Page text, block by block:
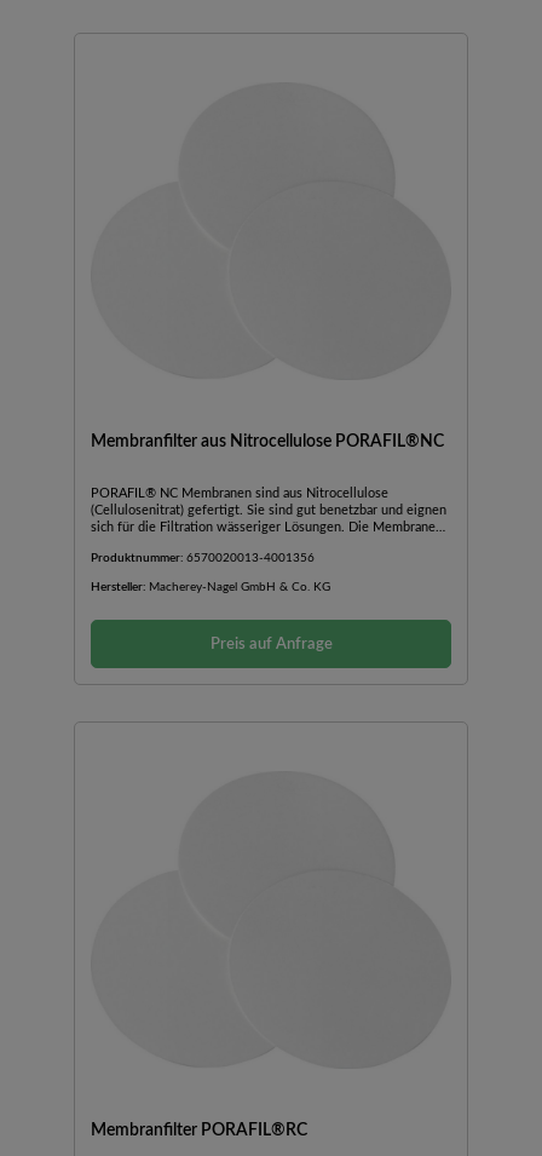
Membranfilter aus Nitrocellulose PORAFIL®NC
PORAFIL® NC Membranen sind aus Nitrocellulose
(Cellulosenitrat) gefertigt. Sie sind gut benetzbar und eignen
sich für die Filtration wässeriger Lösungen. Die Membranen
und können bei 121 °C im Autoklaven sterilisiert werden.
Produktnummer: 6570020013-4001356
Hersteller: Macherey-Nagel GmbH & Co. KG
Preis auf Anfrage
Membranfilter PORAFIL®RC